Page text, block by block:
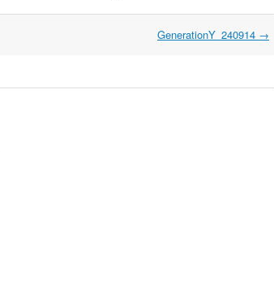
GenerationY_240914 →